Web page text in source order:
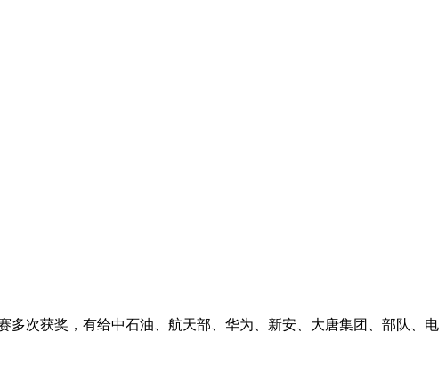
次获奖，有给中石油、航天部、华为、新安、大唐集团、部队、电